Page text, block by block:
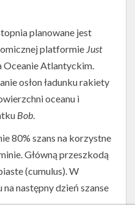
planowane jest
platformie Just
Oceanie Atlantyckim.
osłon ładunku rakiety
oceanu i
Bob.
80% szans na korzystne
Główną przeszkodą
(cumulus). W
następny dzień szanse